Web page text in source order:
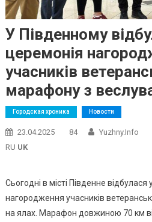
У Південному
церемонія
учасників
марафону з
Городская хроника Новости
23.04.2025 84 Yuzhny.info
RU UK
Сьогодні в місті Південне
нагородження учасників
на ялах. Марафон довжиною 70 км